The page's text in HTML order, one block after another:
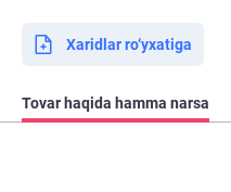
Xaridlar ro‘yxatiga
Tovar haqida hamma narsa